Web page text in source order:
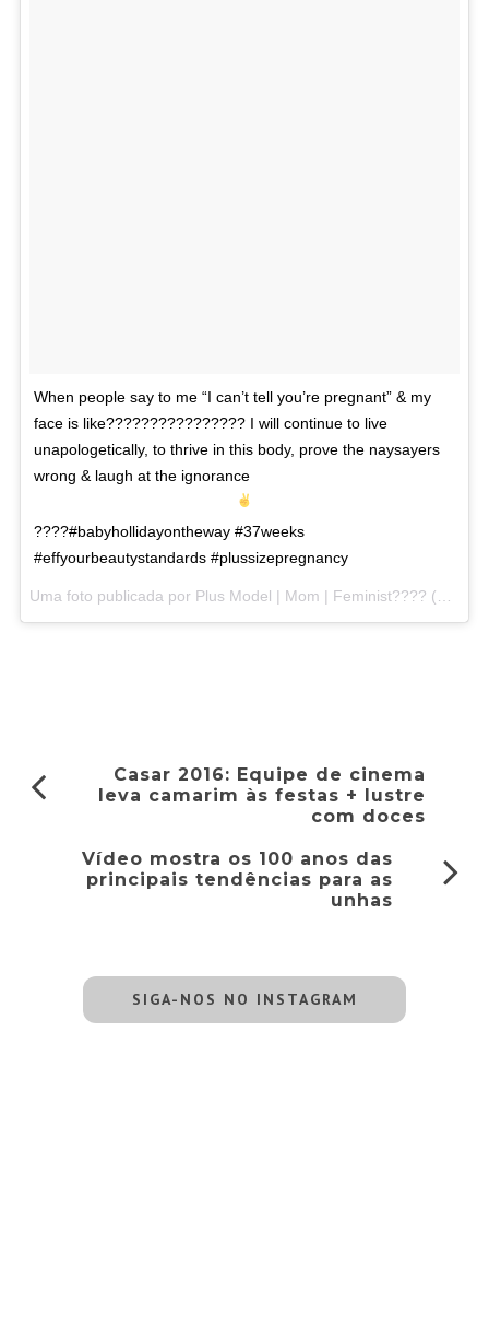
When people say to me “I can’t tell you’re pregnant” & my
face is like???????????????? I will continue to live
unapologetically, to thrive in this body, prove the naysayers
wrong & laugh at the ignorance
????#babyhollidayontheway #37weeks
#effyourbeautystandards #plussizepregnancy
Casar 2016: Equipe de cinema
leva camarim às festas + lustre
com doces
Vídeo mostra os 100 anos das
principais tendências para as
unhas
SIGA-NOS NO INSTAGRAM